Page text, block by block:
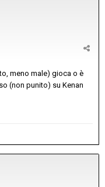
meno male) gioca o è
(non punito) su Kenan